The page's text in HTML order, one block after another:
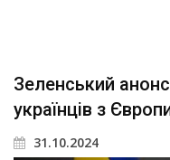
Зеленський
українців з
31.10.2024